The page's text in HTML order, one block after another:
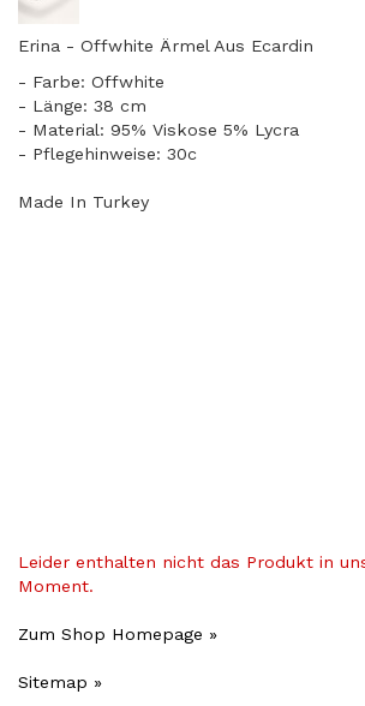
Erina - Offwhite Ärmel Aus Ecardin
- Farbe: Offwhite
- Länge: 38 cm
​- Material: 95% Viskose 5% Lycra
- Pflegehinweise: 30c
Made In Turkey
Leider enthalten nicht das Produkt in
Moment.
Zum Shop Homepage »
Sitemap »